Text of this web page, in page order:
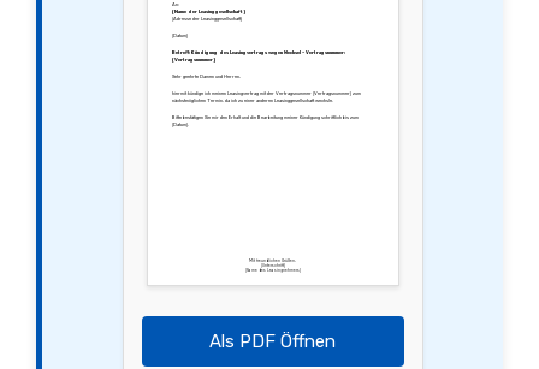
An:
[Name der Leasinggesellschaft]
[Adresse der Leasinggesellschaft]
[Datum]
Betreff: Kündigung des Leasingvertrags wegen Wechsel – Vertragsnummer:
[Vertragsnummer]
Sehr geehrte Damen und Herren,
hiermit kündige ich meinen Leasingvertrag mit der Vertragsnummer [Vertragsnummer] zum
nächstmöglichen Termin, da ich zu einer anderen Leasinggesellschaft wechsle.
Bitte bestätigen Sie mir den Erhalt und die Bearbeitung meiner Kündigung schriftlich bis zum
[Datum].
Mit freundlichen Grüßen,
[Unterschrift]
[Name des Leasingnehmers]
Als PDF Öffnen